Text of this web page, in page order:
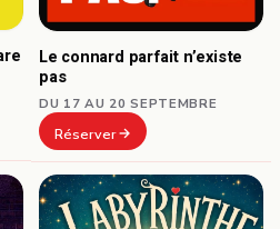
Le connard parfait n’existe
pas
DU 17 AU 20 SEPTEMBRE
Réserver